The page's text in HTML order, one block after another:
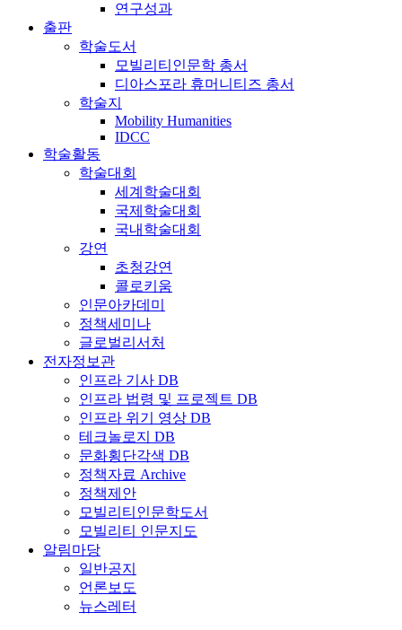
연구성과
출판
학술도서
모빌리티인문학 총서
디아스포라 휴머니티즈 총서
학술지
Mobility Humanities
IDCC
학술활동
학술대회
세계학술대회
국제학술대회
국내학술대회
강연
초청강연
콜로키움
인문아카데미
정책세미나
글로벌리서처
전자정보관
인프라 기사 DB
인프라 법령 및 프로젝트 DB
인프라 위기 영상 DB
테크놀로지 DB
문화횡단각색 DB
정책자료 Archive
정책제안
모빌리티인문학도서
모빌리티 인문지도
알림마당
일반공지
언론보도
뉴스레터